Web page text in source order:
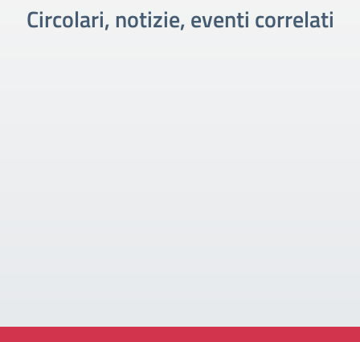
Circolari, notizie, eventi correlati